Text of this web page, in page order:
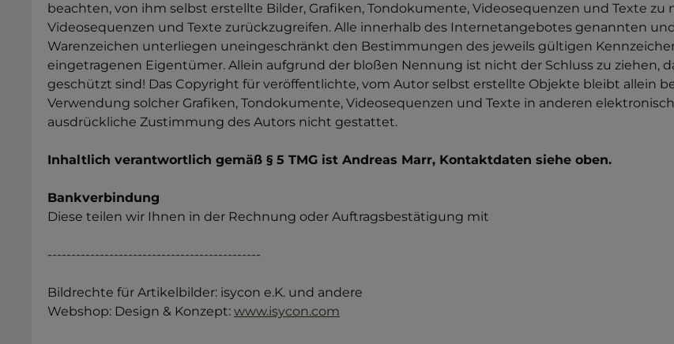
beachten, von ihm selbst erstellte Bilder, Grafiken, Tondokumente, Videosequenzen und Texte
Videosequenzen und Texte zurückzugreifen. Alle innerhalb des Internetangebotes genannten
Warenzeichen unterliegen uneingeschränkt den Bestimmungen des jeweils gültigen
eingetragenen Eigentümer. Allein aufgrund der bloßen Nennung ist nicht der Schluss zu ziehen,
geschützt sind! Das Copyright für veröffentlichte, vom Autor selbst erstellte Objekte bleibt allein
Verwendung solcher Grafiken, Tondokumente, Videosequenzen und Texte in anderen
ausdrückliche Zustimmung des Autors nicht gestattet.
Inhaltlich verantwortlich gemäß § 5 TMG ist Andreas Marr, Kontaktdaten siehe oben.
Bankverbindung
Diese teilen wir Ihnen in der Rechnung oder Auftragsbestätigung mit
---------------------------------------------
Bildrechte für Artikelbilder: isycon e.K. und andere
Webshop: Design & Konzept: www.isycon.com